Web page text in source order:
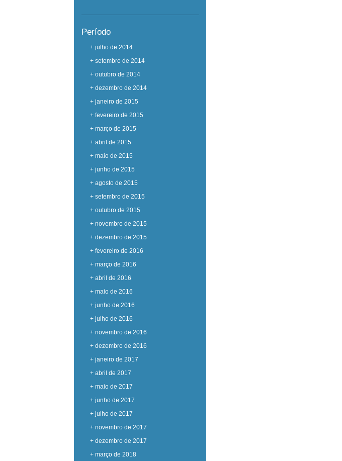
Período
+ julho de 2014
+ setembro de 2014
+ outubro de 2014
+ dezembro de 2014
+ janeiro de 2015
+ fevereiro de 2015
+ março de 2015
+ abril de 2015
+ maio de 2015
+ junho de 2015
+ agosto de 2015
+ setembro de 2015
+ outubro de 2015
+ novembro de 2015
+ dezembro de 2015
+ fevereiro de 2016
+ março de 2016
+ abril de 2016
+ maio de 2016
+ junho de 2016
+ julho de 2016
+ novembro de 2016
+ dezembro de 2016
+ janeiro de 2017
+ abril de 2017
+ maio de 2017
+ junho de 2017
+ julho de 2017
+ novembro de 2017
+ dezembro de 2017
+ março de 2018